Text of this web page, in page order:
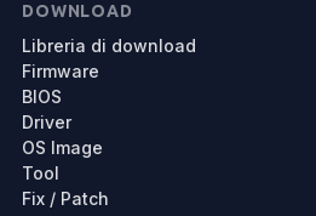
DOWNLOAD
Libreria di download
Firmware
BIOS
Driver
OS Image
Tool
Fix / Patch